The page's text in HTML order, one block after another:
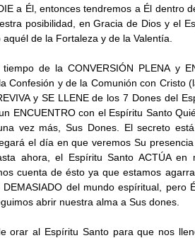
a Él, entonces tendremos a Él dentro
posibilidad, en Gracia de Dios y el
de la Fortaleza y de la Valentía.
de la CONVERSIÓN PLENA y
Confesión y de la Comunión con Cristo
y SE LLENE de los 7 Dones del
ENCUENTRO con el Espíritu Santo
vez más, Sus Dones. El secreto
el día en que veremos Su
ahora, el Espíritu Santo ACTÚA en
cuenta de ésto ya que estamos
del mundo espíritual, pero
abrir nuestra alma a Sus dones.
orar al Espíritu Santo para que nos